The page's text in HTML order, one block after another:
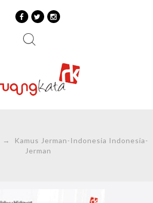
→ Kamus Jerman-Indonesia Indonesia-
Jerman